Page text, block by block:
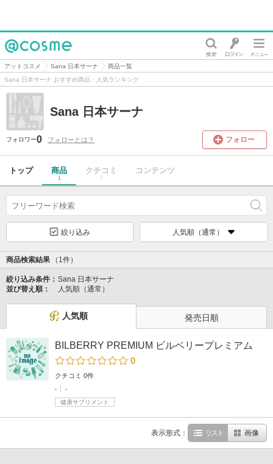
@cosme
アットコスメ Sana 日本サーナ
商品一覧
Sana 日本サーナ おすすめ商品・人気ランキング
Sana 日本サーナ
フォロワー0 フォローとは？ フォロー
トップ 商品
1
クチコミ
0
コンテンツ
絞り込み 人気順（通常）
商品検索結果 （1件）
絞り込み条件： Sana 日本サーナ
並び替え順：
人気順（通常）
人気順 発売日順
BILBERRY PREMIUM ビルベリープレミアム
0
クチコミ 0件
-
-
健康サプリメント
表示形式： リスト 画像